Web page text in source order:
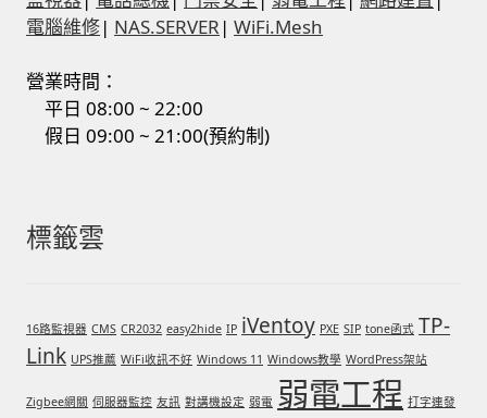
電腦維修| NAS.SERVER |WiFi.Mesh
營業時間：
平日 08:00 ~ 22:00
假日 09:00 ~ 21:00(預約制)
標籤雲
16路監視器 CMS CR2032 easy2hide IP iVentoy PXE SIP tone函式 TP-
Link UPS推薦 WiFi收訊不好 Windows 11 Windows教學 WordPress架站
Zigbee網關 伺服器監控 友訊 對講機設定 弱電 弱電工程 打字連發